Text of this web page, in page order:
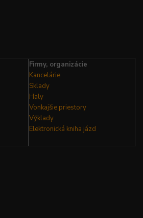
Firmy, organizácie
Kancelárie
Sklady
Haly
Vonkajšie priestory
Výklady
Elektronická kniha jázd